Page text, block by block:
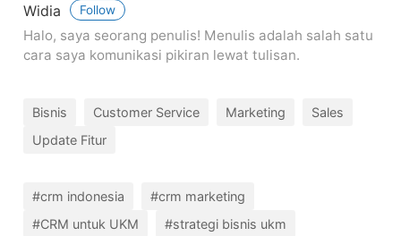
Widia Follow
Halo, saya seorang penulis! Menulis adalah salah satu
cara saya komunikasi pikiran lewat tulisan.
Bisnis Customer Service Marketing
Sales
Update Fitur
#crm indonesia
#crm marketing
#CRM untuk UKM
#strategi bisnis ukm